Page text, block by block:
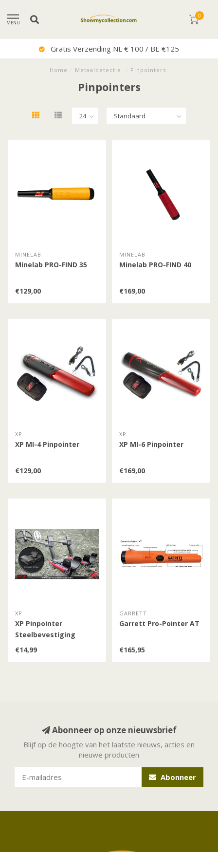
MENU
0
Gratis Verzending NL € 100 / BE €125
Home Metaaldetectie Pinpointers
Pinpointers
MINELAB
Minelab PRO-FIND 35
€129,00
MINELAB
Minelab PRO-FIND 40
€169,00
XP
XP MI-4 Pinpointer
€129,00
XP
XP MI-6 Pinpointer
€169,00
XP
XP Pinpointer
Steelbevestiging
€14,99
GARRETT
Garrett Pro-Pointer AT
€165,95
Abonneer op onze nieuwsbrief
Blijf op de hoogte van het laatste nieuws, acties en
nieuwe producten
Abonneer